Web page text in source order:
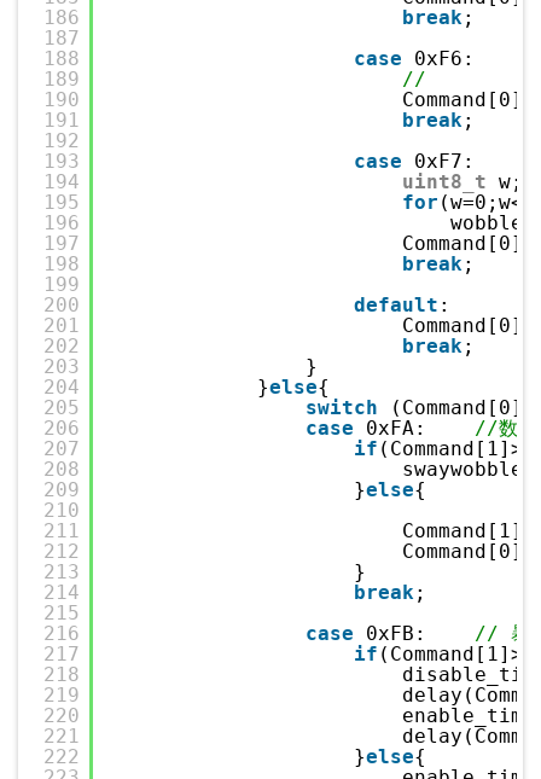
186
187
188
189
190
191
192
193
194
195
196
197
198
199
200
201
202
203
204
205
206
207
208
209
210
211
212
213
214
215
216
217
218
219
220
221
222
break;
case
0xF6:
//
break;
case
0xF7:
uint8_t w;
for
break;
default :
break;
}
}else{
switch
case
0xFA: //数组
if
}else{
}
break;
case
0xFB: // 暴
if
}else{